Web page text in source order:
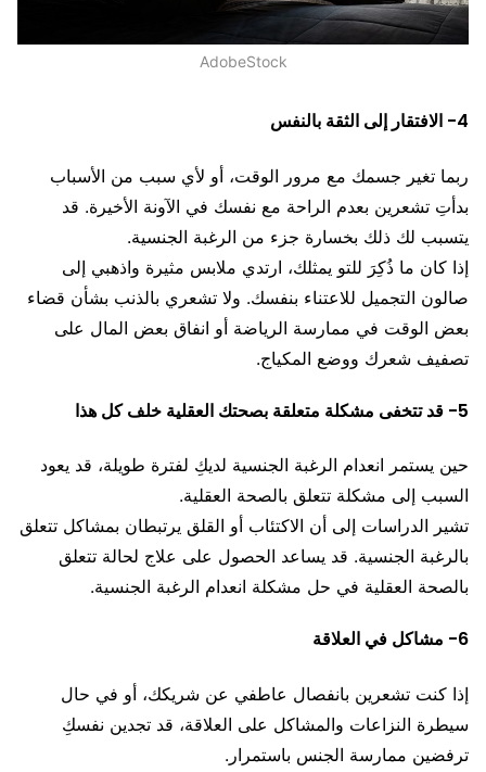
AdobeStock
4- الافتقار إلى الثقة بالنفس
ربما تغير جسمك مع مرور الوقت، أو لأي سبب من الأسباب
بدأتِ تشعرين بعدم الراحة مع نفسك في الآونة الأخيرة. قد
يتسبب لك ذلك بخسارة جزء من الرغبة الجنسية.
إذا كان ما ذُكِرَ للتو يمثلك، ارتدي ملابس مثيرة واذهبي إلى
صالون التجميل للاعتناء بنفسك. ولا تشعري بالذنب بشأن قضاء
بعض الوقت في ممارسة الرياضة أو انفاق بعض المال على
تصفيف شعرك ووضع المكياج.
5- قد تتخفى مشكلة متعلقة بصحتك العقلية خلف كل هذا
حين يستمر انعدام الرغبة الجنسية لديكِ لفترة طويلة، قد يعود
السبب إلى مشكلة تتعلق بالصحة العقلية.
تشير الدراسات إلى أن الاكتئاب أو القلق يرتبطان بمشاكل تتعلق
بالرغبة الجنسية. قد يساعد الحصول على علاج لحالة تتعلق
بالصحة العقلية في حل مشكلة انعدام الرغبة الجنسية.
6- مشاكل في العلاقة
إذا كنت تشعرين بانفصال عاطفي عن شريكك، أو في حال
سيطرة النزاعات والمشاكل على العلاقة، قد تجدين نفسكِ
ترفضين ممارسة الجنس باستمرار.